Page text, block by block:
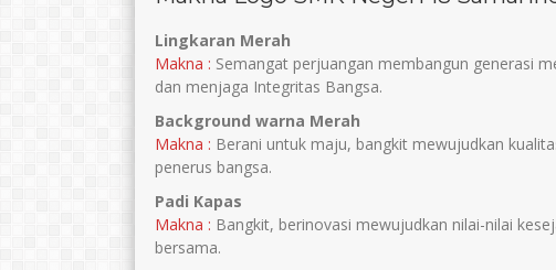
Lingkaran Merah
Makna : Semangat perjuangan membangun generasi
dan menjaga Integritas Bangsa.
Background warna Merah
Makna : Berani untuk maju, bangkit mewujudkan
penerus bangsa.
Padi Kapas
Makna : Bangkit, berinovasi mewujudkan nilai-nilai
bersama.